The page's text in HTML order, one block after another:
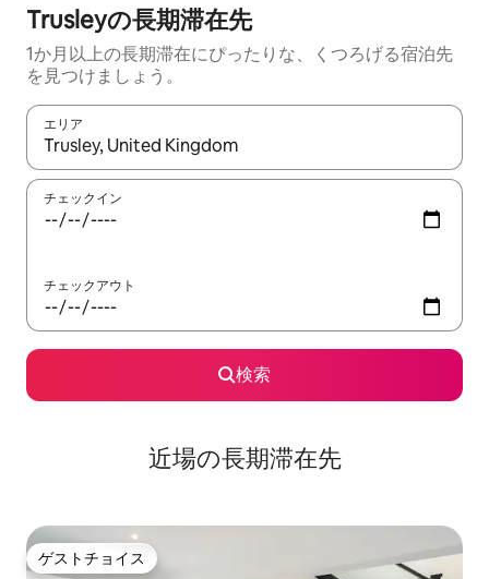
Trusleyの長期滞在先
1か月以上の長期滞在にぴったりな、くつろげる宿泊先
を見つけましょう。
エリア
検索結果が表示されたら、上下の矢印キーを使って移動するか
チェックイン
チェックアウト
検索
近場の長期滞在先
ゲストチョイス
ゲストチョイス